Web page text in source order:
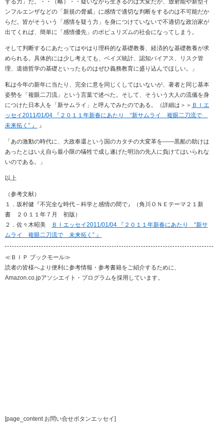
する力」だ。・・（略）・・疑いながら生きるのは大変だが、放射能や新型イ
ンフルエンザなどの「新規の脅威」に感情で適切な判断をするのは不可能だか
らだ。皆がそういう「感情を疑う力」を身につけていないで不適切な政治家が
出てくれば、簡単に「感情優先」のポピュリズムの社会になってしまう。
そして判断するにあたってはやはり理科的な基礎教養、経済的な基礎教養が求
められる。具体的には少し考えても、ベイズ統計、認知バイアス、リスク管
理、道徳哲学の基礎といったものはぜひ義務教育に盛り込んでほしい。」
私は今年の新年に当たり、完全に意を同じくしてはいないが、著者と同じ基本
姿勢を「複眼二刀流」という言葉で述べた。そして、そういう大人の流儀を身
につけた日本人を「新サムライ」と呼んでみたのである。（詳細は＞＞ ＢＩエ
ッセイ2011/01/04 『２０１１年新春にあたり “新サムライ 複眼二刀流で
未来拓く” 』
』
「あの激動の時代に、大政奉還という国のカタチの大変革を――黒船の助けは
あったとはいえ自ら最小限の犠牲で成し遂げた明治の先人に負けてはいられな
いのである。」
以上
（参考文献）
１．坂村健『不完全な時代－科学と感情の間で』（角川ＯＮＥテーマ２１新
書 ２０１１年７月 初版）
２．佐々木昭美
ＢＩエッセイ2011/01/04 『２０１１年新春にあたり “新サ
ムライ 複眼二刀流で 未来拓く” 』
≪ＢＩＰ ブックモール≫
読者の皆様へより便利に参考情報・参考書籍をご紹介するために、
Amazon.co.jpアソシエイト・プログラムを採用しています。
[page_content お問い合せボタンエッセイ]